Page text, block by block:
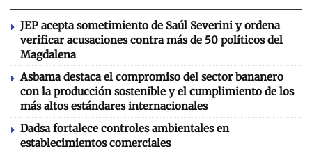
JEP acepta sometimiento de Saúl Severini y ordena
verificar acusaciones contra más de 50 políticos del
Magdalena
Asbama destaca el compromiso del sector bananero
con la producción sostenible y el cumplimiento de los
más altos estándares internacionales
Dadsa fortalece controles ambientales en
establecimientos comerciales